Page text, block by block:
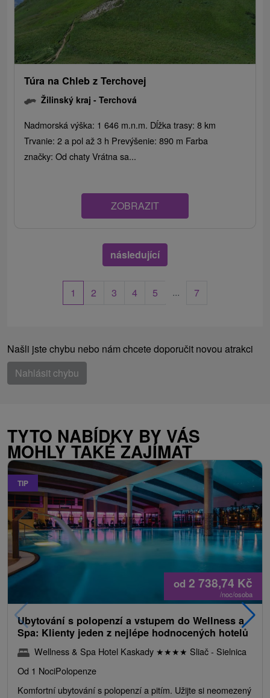
Túra na Chleb z Terchovej
Žilinský kraj -Terchová
Nadmorská výška: 1 646 m.n.m. Dĺžka trasy: 8 km
Trvanie: 2 a pol až 3 h Prevýšenie: 890 m Farba
značky: Od chaty Vrátna sa...
ZOBRAZIT
následující
1 2 3 4 5 ... 7
Našli jste chybu nebo nám chcete doporučit novou atrakci
Nahlásit chybu
TYTO NABÍDKY BY VÁS
MOHLY TAKÉ ZAJÍMAT
TIP
od 2 738,74 Kč
/noc/osoba
Ubytování s polopenzí a vstupem do Wellness a
Spa: Klienty jeden z nejlépe hodnocených hotelů
Wellness & Spa Hotel Kaskady ★★★★ Sliač - Sielnica
Od 1 NociPolopenze
Komfortní ubytování s polopenzí a pitím. Užijte si neomezený